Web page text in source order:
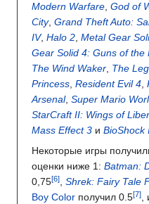
Modern Warfare, God of
City, Grand Theft Auto:
IV, Halo 2, Metal Gear
Gear Solid 4: Guns of the
The Wind Waker, The
Princess, Resident Evil 4,
Arsenal, Super Mario
StarCraft II: Wings of
Mass Effect 3 и BioShock
Некоторые игры
оценки ниже 1: Batman:
0,75
, Shrek: Fairy Tale
Boy Color получил 0.5 ,